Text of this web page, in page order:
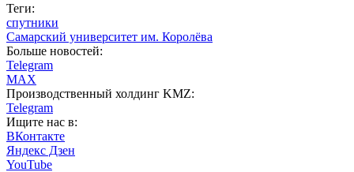
Теги:
спутники
Самарский университет им. Королёва
Больше новостей:
Telegram
MAX
Производственный холдинг KMZ:
Telegram
Ищите нас в:
ВКонтакте
Яндекс Дзен
YouTube